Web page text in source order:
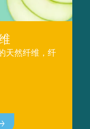
天然纤维，纤